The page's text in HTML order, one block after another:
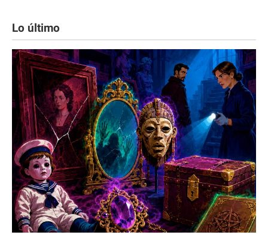
Lo último